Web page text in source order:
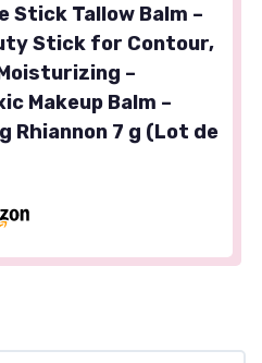
Stick Tallow Balm –
Stick for Contour,
–
Makeup Balm –
Rhiannon 7 g (Lot de